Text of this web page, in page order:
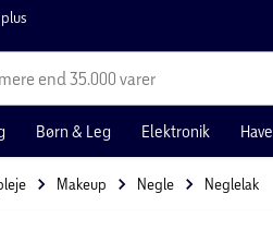
mere end 35.000 varer
Børn & Leg Elektronik Have
Makeup Negle Neglelak